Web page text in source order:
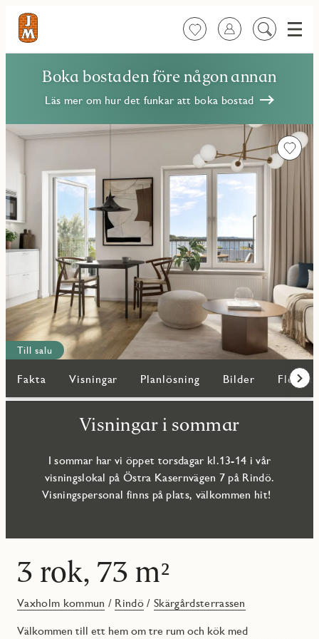
FavoriterLogga in
Sök
Meny
Boka bostaden före någon annan
Läs mer om hur det funkar att boka bostad
Till salu
Fakta Visningar Planlösning Bilder Fler
Visningar i sommar
I sommar har vi öppet torsdagar kl.13-14 i vår
visningslokal på Östra Kasernvägen 7 på Rindö.
Visningspersonal finns på plats, välkommen hit!
3 rok, 73 m²
Vaxholm kommun / Rindö /Skärgårdsterrassen
Välkommen till ett hem om tre rum och kök med